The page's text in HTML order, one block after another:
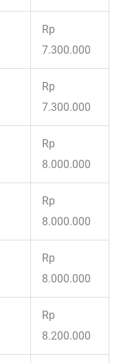
Rp
7.300.000
Rp
7.300.000
Rp
8.000.000
Rp
8.000.000
Rp
8.000.000
Rp
8.200.000